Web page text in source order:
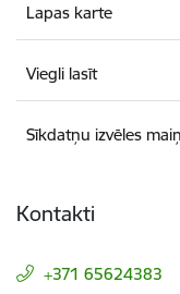
Lapas karte
Viegli lasīt
Sīkdatņu izvēles
Kontakti
+371 65624383